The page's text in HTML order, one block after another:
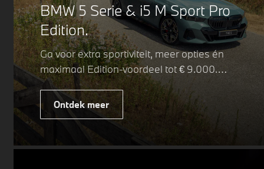
BMW 5 Serie & i5 M Sport Pro
Edition.
Ga voor extra sportiviteit, meer opties én
maximaal Edition-voordeel tot € 9.000.
Fiscaal leverbaar vanaf € 75.347. Met de
BMW 5 Serie & i5 M Sport Pro Edition kiest
u voor een rijk uitgeruste uitvoering waarin
juist de details het verschil maken. De
details die ervoor zorgen dat u nog één
Ontdek meer